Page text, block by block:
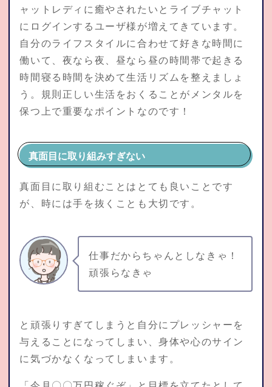
ャットレディに癒やされたいとライブチャット
にログインするユーザ様が増えてきています。
自分のライフスタイルに合わせて好きな時間に
働いて、夜なら夜、昼なら昼の時間帯で起きる
時間寝る時間を決めて生活リズムを整えましょ
う。規則正しい生活をおくることがメンタルを
保つ上で重要なポイントなのです！
真面目に取り組みすぎない
真面目に取り組むことはとても良いことです
が、時には手を抜くことも大切です。
仕事だからちゃんとしなきゃ！
頑張らなきゃ
と頑張りすぎてしまうと自分にプレッシャーを
与えることになってしまい、身体や心のサイン
に気づかなくなってしまいます。